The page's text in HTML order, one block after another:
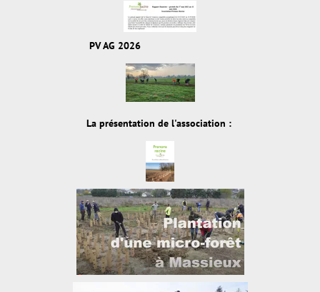
PV AG 2026
La présentation de l'association :